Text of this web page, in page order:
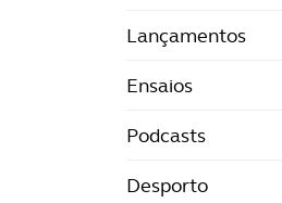
Lançamentos
Ensaios
Podcasts
Desporto